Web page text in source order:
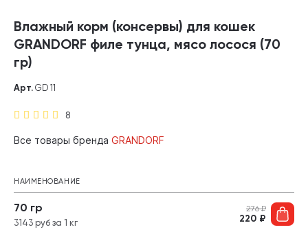
Влажный корм (консервы) для кошек
GRANDORF филе тунца, мясо лосося (70
гр)
8
Арт. GD 11
Все товары бренда GRANDORF
НАИМЕНОВАНИЕ
70 гр
3143 руб за 1 кг
276₽
220 ₽